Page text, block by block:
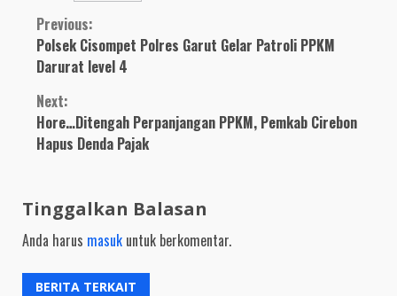
Continue
Reading
Previous:
Polsek Cisompet Polres Garut Gelar Patroli PPKM
Darurat level 4
Next:
Hore…Ditengah Perpanjangan PPKM, Pemkab Cirebon
Hapus Denda Pajak
Tinggalkan Balasan
Anda harus masuk untuk berkomentar.
BERITA TERKAIT